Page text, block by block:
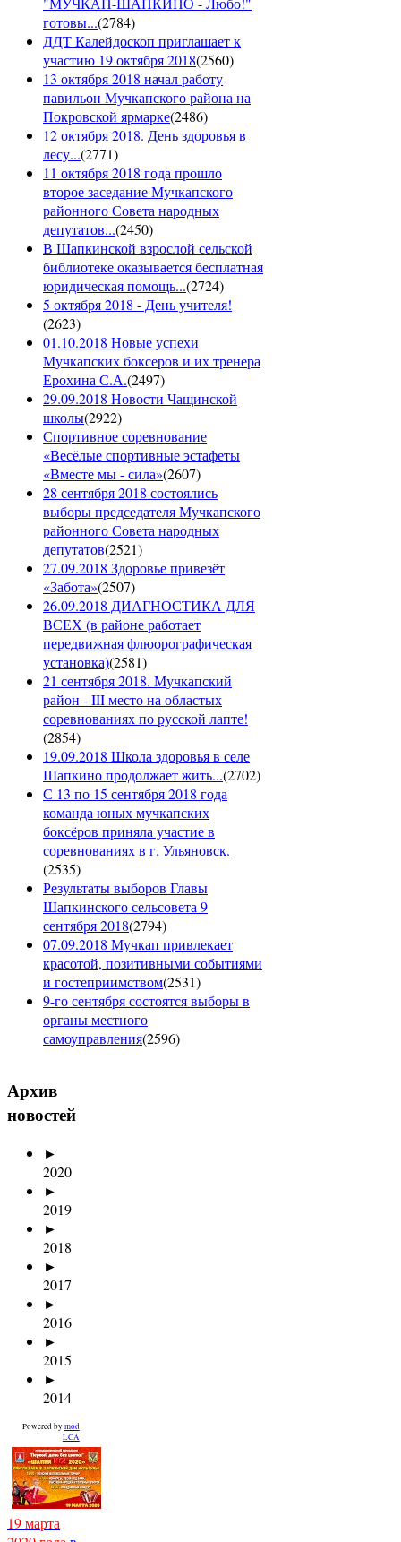
готовы...(2784)
ДДТ Калейдоскоп приглашает к
участию 19 октября 2018(2560)
13 октября 2018 начал работу
павильон Мучкапского района на
Покровской ярмарке(2486)
12 октября 2018. День здоровья в
лесу...(2771)
11 октября 2018 года прошло
второе заседание Мучкапского
районного Совета народных
депутатов...(2450)
В Шапкинской взрослой сельской
библиотеке оказывается бесплатная
юридическая помощь...(2724)
5 октября 2018 - День учителя!
(2623)
01.10.2018 Новые успехи
Мучкапских боксеров и их тренера
Ерохина С.А.(2497)
29.09.2018 Новости Чащинской
школы(2922)
Спортивное соревнование
«Весёлые спортивные эстафеты
«Вместе мы - сила»(2607)
28 сентября 2018 состоялись
выборы председателя Мучкапского
районного Совета народных
депутатов(2521)
27.09.2018 Здоровье привезёт
«Забота»(2507)
26.09.2018 ДИАГНОСТИКА ДЛЯ
ВСЕХ (в районе работает
передвижная флюорографическая
установка)(2581)
21 сентября 2018. Мучкапский
район - III место на областых
соревнованиях по русской лапте!
(2854)
19.09.2018 Школа здоровья в селе
Шапкино продолжает жить...(2702)
С 13 по 15 сентября 2018 года
команда юных мучкапских
боксёров приняла участие в
соревнованиях в г. Ульяновск.
(2535)
Результаты выборов Главы
Шапкинского сельсовета 9
сентября 2018(2794)
07.09.2018 Мучкап привлекает
красотой, позитивными событиями
и гостеприимством(2531)
9-го сентября состоятся выборы в
органы местного
самоуправления(2596)
Архив
новостей
►
2020
►
2019
►
2018
►
2017
►
2016
►
2015
►
2014
Powered by mod
LCA
19 марта